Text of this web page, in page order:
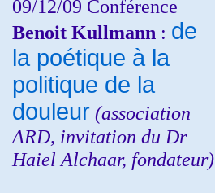
09/12/09 Conférence
Benoit Kullmann : de
la poétique à la
politique de la
douleur (association
ARD, invitation du Dr
Haiel Alchaar, fondateur)